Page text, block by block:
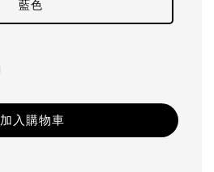
藍色
加入購物車